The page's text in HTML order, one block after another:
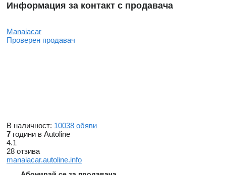
Информация за контакт с продавача
Manaiacar
Проверен продавач
В наличност: 10038 обяви
7 години в Autoline
4.1
28 отзива
manaiacar.autoline.info